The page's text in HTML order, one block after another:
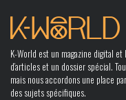
K-World est un magazine digital
d’articles et un dossier spécial.
mais nous accordons une place
des sujets spécifiques.